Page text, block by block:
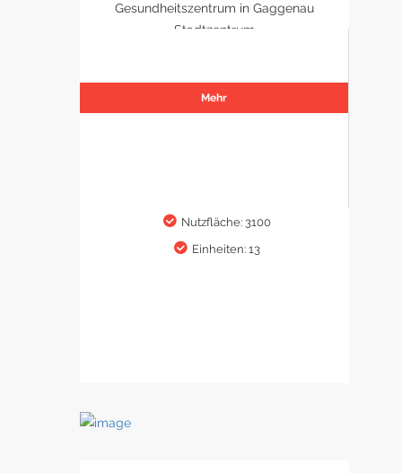
Gesundheitszentrum in Gaggenau
Stadtzentrum
Mehr
Nutzfläche: 3100
Einheiten: 13